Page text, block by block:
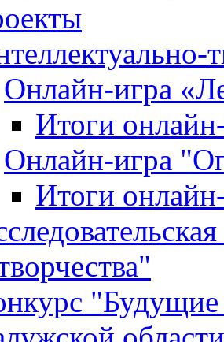
Онлайн-игра
Итоги
Онлайн-игра
Итоги